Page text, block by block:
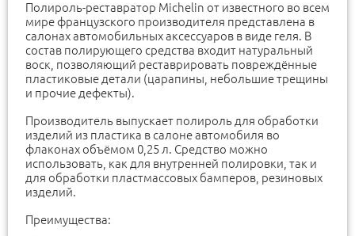
Полироль-реставратор Michelin от известного во всем
мире французского производителя представлена в
салонах автомобильных аксессуаров в виде геля. В
состав полирующего средства входит натуральный
воск, позволяющий реставрировать повреждённые
пластиковые детали (царапины, небольшие трещины
и прочие дефекты).
Производитель выпускает полироль для обработки
изделий из пластика в салоне автомобиля во
флаконах объёмом 0,25 л. Средство можно
использовать, как для внутренней полировки, так и
для обработки пластмассовых бамперов, резиновых
изделий.
Преимущества: